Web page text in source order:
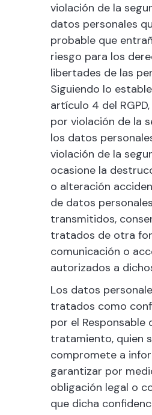
violación de la
datos personales
probable que
riesgo para los
libertades de las
Siguiendo lo
artículo 4 del
por violación de la
los datos
violación de la
ocasione la
o alteración
de datos personales
transmitidos,
tratados de otra
comunicación o
autorizados a
Los datos
tratados como
por el Responsable
tratamiento, quien
compromete a
garantizar por
obligación legal o
que dicha